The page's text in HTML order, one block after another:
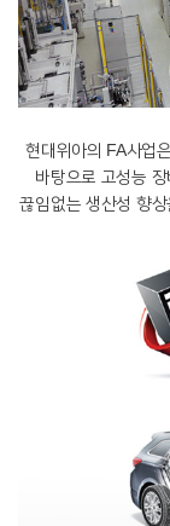
현대위아의 FA사업
바탕으로 고성능
끊임없는 생산성 향